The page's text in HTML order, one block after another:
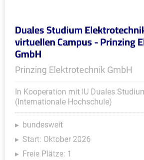
Duales Studium
virtuellen Campus - Prinzing
GmbH
Prinzing Elektrotechnik GmbH
In Kooperation mit IU Duales
(Internationale Hochschule)
bundesweit
Start: Oktober 2026
Freie Plätze: 1